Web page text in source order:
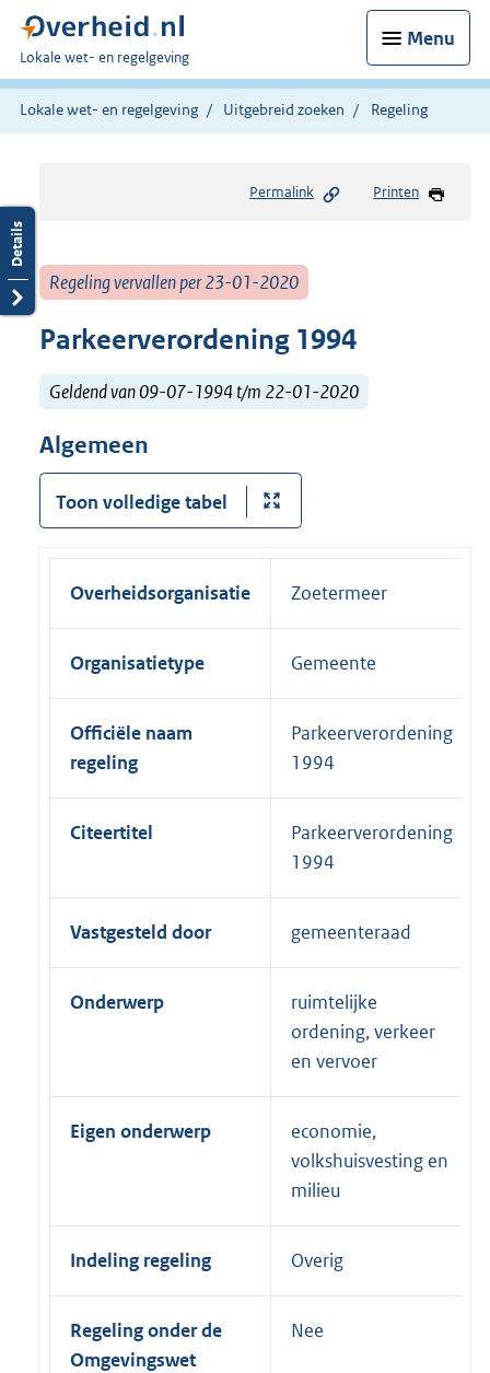
Menu
U
bent
hier:
Lokale wet- en regelgeving
Lokale wet- en regelgeving Uitgebreid zoeken Regeling
Permalink Printen
Regeling vervallen per 23-01-2020
Parkeerverordening 1994
Geldend van 09-07-1994 t/m 22-01-2020
Algemeen
Toon volledige tabel
Overheidsorganisatie Zoetermeer
Organisatietype Gemeente
Officiële naam
regeling
Parkeerverordening
1994
Citeertitel
Parkeerverordening
1994
Vastgesteld door gemeenteraad
Onderwerp
ruimtelijke
ordening, verkeer
en vervoer
Eigen onderwerp
economie,
volkshuisvesting en
milieu
Indeling regeling Overig
Regeling onder de
Omgevingswet
Nee